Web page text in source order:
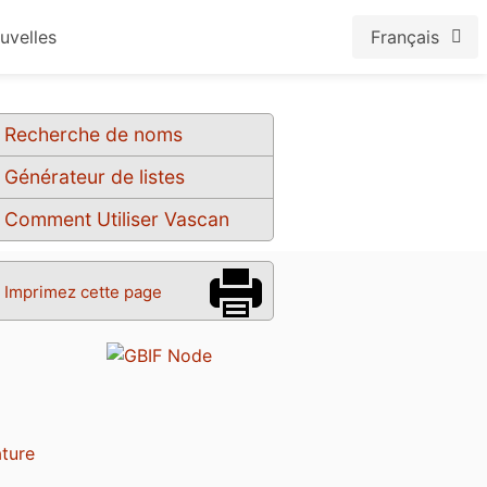
Français
Recherche de noms
Générateur de listes
Comment Utiliser Vascan
Imprimez cette page